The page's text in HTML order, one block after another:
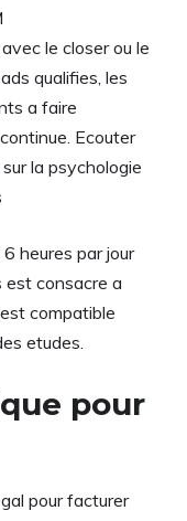
le closer ou le
qualifies, les
a faire
Ecouter
la psychologie
heures par jour
est consacre a
compatible
etudes.
pour
pour facturer